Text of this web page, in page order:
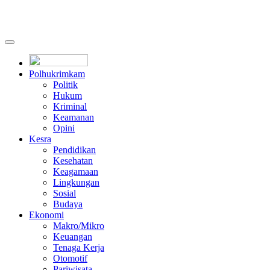
Polhukrimkam
Politik
Hukum
Kriminal
Keamanan
Opini
Kesra
Pendidikan
Kesehatan
Keagamaan
Lingkungan
Sosial
Budaya
Ekonomi
Makro/Mikro
Keuangan
Tenaga Kerja
Otomotif